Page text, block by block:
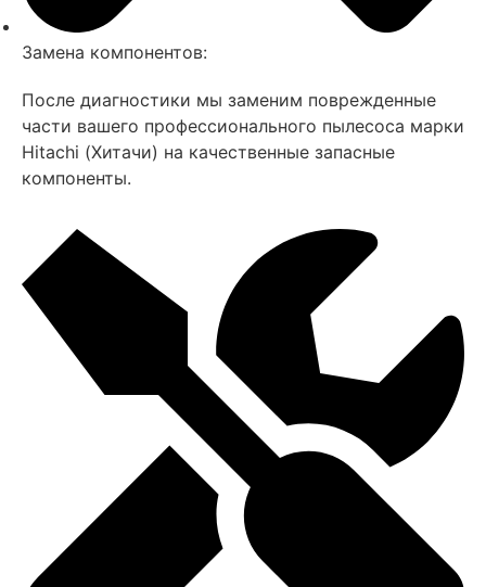
Замена компонентов:
После диагностики мы заменим поврежденные
части вашего профессионального пылесоса марки
Hitachi (Хитачи) на качественные запасные
компоненты.